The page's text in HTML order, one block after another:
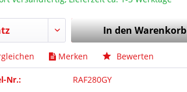
In denWarenkorb
Merken Bewerten
Nr.: RAF280GY